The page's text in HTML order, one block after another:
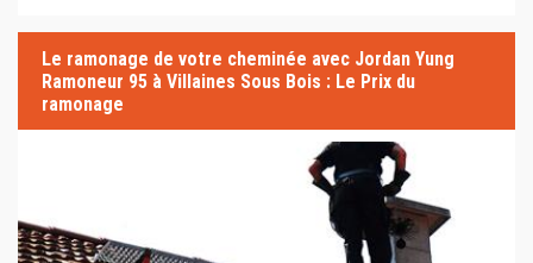
Le ramonage de votre cheminée avec Jordan Yung
Ramoneur 95 à Villaines Sous Bois : Le Prix du
ramonage